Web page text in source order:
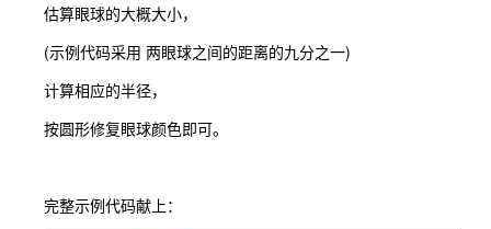
估算眼球的大概大小，
(示例代码采用 两眼球之间的距离的九分之一)
计算相应的半径，
按圆形修复眼球颜色即可。
完整示例代码献上：